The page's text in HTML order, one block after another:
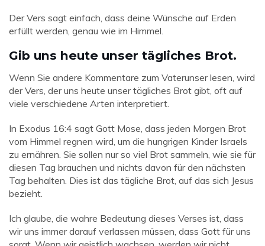
Der Vers sagt einfach, dass deine Wünsche auf Erden
erfüllt werden, genau wie im Himmel.
Gib uns heute unser tägliches Brot.
Wenn Sie andere Kommentare zum Vaterunser lesen, wird
der Vers, der uns heute unser tägliches Brot gibt, oft auf
viele verschiedene Arten interpretiert.
In Exodus 16:4 sagt Gott Mose, dass jeden Morgen Brot
vom Himmel regnen wird, um die hungrigen Kinder Israels
zu ernähren. Sie sollen nur so viel Brot sammeln, wie sie für
diesen Tag brauchen und nichts davon für den nächsten
Tag behalten. Dies ist das tägliche Brot, auf das sich Jesus
bezieht.
Ich glaube, die wahre Bedeutung dieses Verses ist, dass
wir uns immer darauf verlassen müssen, dass Gott für uns